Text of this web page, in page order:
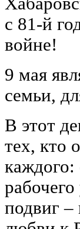
с 81-й
войне!
9 мая
семьи,
В этот
тех, кто
каждого:
подвиг –